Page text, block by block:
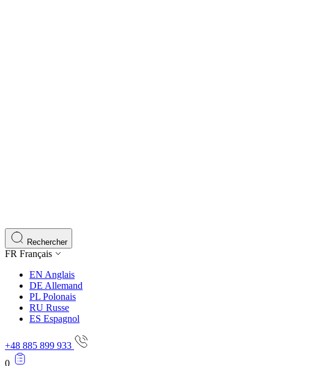
Rechercher
FR Français
EN Anglais
DE Allemand
PL Polonais
RU Russe
ES Espagnol
+48 885 899 933
0